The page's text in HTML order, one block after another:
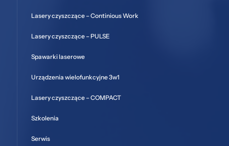
Lasery czyszczące – Continious Work
Lasery czyszczące – PULSE
Spawarki laserowe
Urządzenia wielofunkcyjne 3w1
Lasery czyszczące – COMPACT
Szkolenia
Serwis